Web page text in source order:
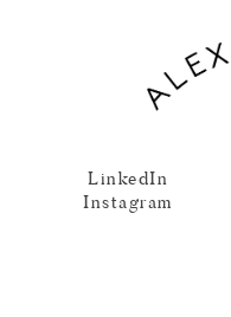
LinkedIn
Instagram